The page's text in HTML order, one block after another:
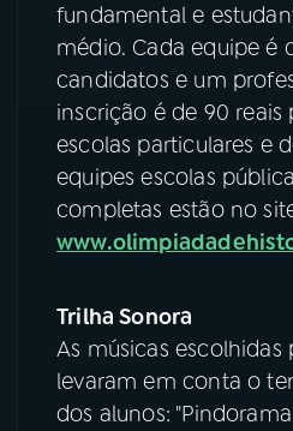
fundamental e
médio. Cada equipe é
candidatos e um
inscrição é de 90 reais
escolas particulares e
equipes escolas
completas estão no
Trilha Sonora
As músicas escolhidas
levaram em conta o
dos alunos: